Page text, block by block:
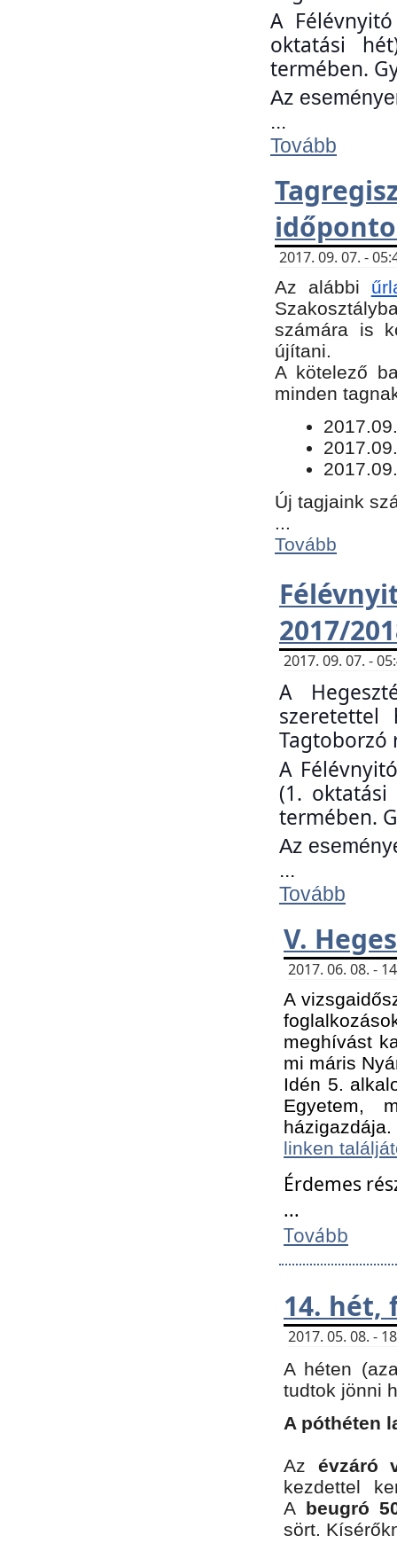
A
oktatási
termében.
Az
...
Tovább
2017. 09. 07. -
Az alábbi
számára is
újítani.
​A kötelező
minden
Új tagjaink
Tovább
2017/
2017. 09. 07. -
A
Tagtoborzó
A
(1. oktatási
termében.
Az
...
Tovább
V.
2017. 06. 08. -
A
meghívást
mi máris
Idén 5.
Egyetem,
linken
Érdemes
...
Tovább
14. hét,
2017. 05. 08. -
A héten
tudtok jönni
A póthéten
Az évzáró
kezdettel
A beugró
sört.